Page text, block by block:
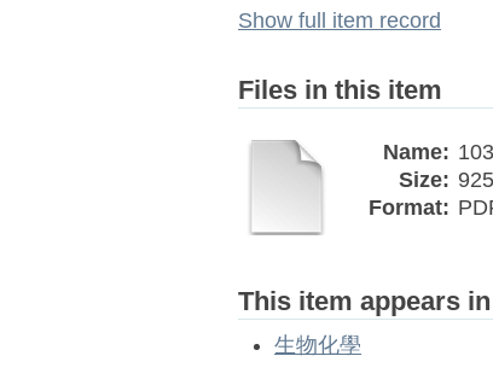
Show full item record
Files in this item
Name:
Size:
Format:
This item appears
生物化學